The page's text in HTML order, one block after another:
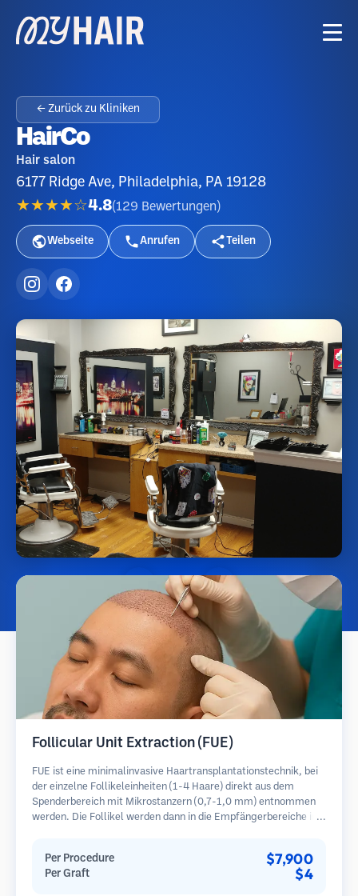
← Zurück zu Kliniken
HairCo
Hair salon
6177 Ridge Ave, Philadelphia, PA 19128
★★★★☆4.8(129 Bewertungen )
Webseite Anrufen Teilen
Follicular Unit Extraction (FUE)
FUE ist eine minimalinvasive Haartransplantationstechnik, bei
der einzelne Follikeleinheiten (1-4 Haare) direkt aus dem
Spenderbereich mit Mikrostanzern (0,7-1,0 mm) entnommen
werden. Die Follikel werden dann in die Empfängerbereiche in
im Vergleich zu Streifenentnahmemethoden.
Per Procedure $7,900
Per Graft $4